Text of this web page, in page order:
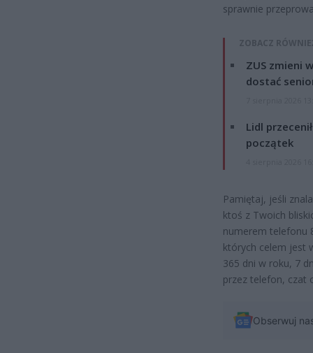
sprawnie
ZOBACZ
ZUS zmieni
dostać
Lidl
początek
Pamiętaj, jeśli
ktoś z Twoich
numerem telefonu
których celem jest
365 dni w roku, 7
przez telefon, czat
Obserwuj